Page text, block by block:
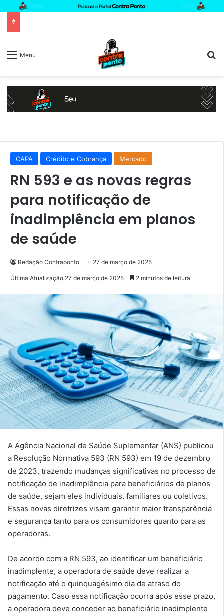
Menu
CAPA Crédito e Cobrança Mercado
RN 593 e as novas regras
para notificação de
inadimplência em planos
de saúde
Redação Contraponto 27 de março de 2025
Última Atualização 27 de março de 2025 2 minutos de leitura
A Agência Nacional de Saúde Suplementar (ANS) publicou
a Resolução Normativa 593 (RN 593) em 19 de dezembro
de 2023, trazendo mudanças significativas no processo de
notificação de inadimplência para beneficiários de planos
de saúde, sejam eles individuais, familiares ou coletivos.
Essas novas diretrizes visam garantir maior transparência
e segurança tanto para os consumidores quanto para as
operadoras.
De acordo com a RN 593, ao identificar um beneficiário
inadimplente, a operadora de saúde deve realizar a
notificação até o quinquagésimo dia de atraso do
pagamento. Caso essa notificação ocorra após esse prazo,
a operadora deve conceder ao beneficiário inadimplente